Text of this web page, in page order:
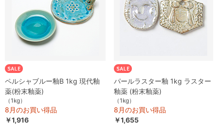
ペルシャブルー釉B 1kg 現代釉
薬(粉末釉薬)
（1kg）
8月のお買い得品
￥1,916
パールラスター釉 1kg ラスター
釉薬 (粉末釉薬)
（1kg）
8月のお買い得品
￥1,655